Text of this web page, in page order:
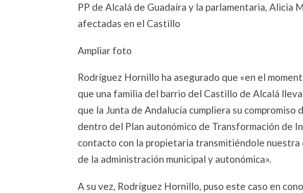
PP de Alcalá de Guadaíra y la parlamentaria, Alicia
afectadas en el Castillo
Ampliar foto
Rodríguez Hornillo ha asegurado que «en el
que una familia del barrio del Castillo de Alcalá
que la Junta de Andalucía cumpliera su compromiso
dentro del Plan autonómico de Transformación de
contacto con la propietaria transmitiéndole
de la administración municipal y autonómica».
A su vez, Rodríguez Hornillo, puso este caso en